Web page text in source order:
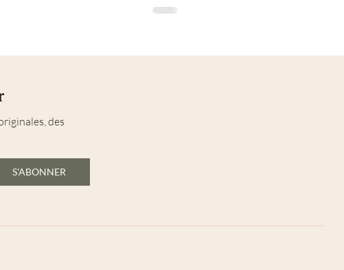
des
S'ABONNER